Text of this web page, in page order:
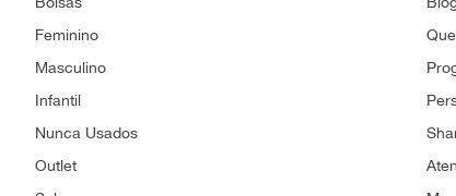
Feminino
Masculino
Infantil
Nunca Usados
Outlet